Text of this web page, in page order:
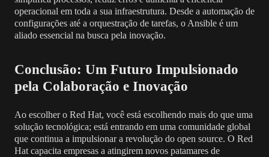
operacional em toda a sua infraestrutura. Desde a automação de
configurações até a orquestração de tarefas, o Ansible é um
aliado essencial na busca pela inovação.
Conclusão: Um Futuro Impulsionado
pela Colaboração e Inovação
Ao escolher o Red Hat, você está escolhendo mais do que uma
solução tecnológica; está entrando em uma comunidade global
que continua a impulsionar a revolução do open source. O Red
Hat capacita empresas a atingirem novos patamares de